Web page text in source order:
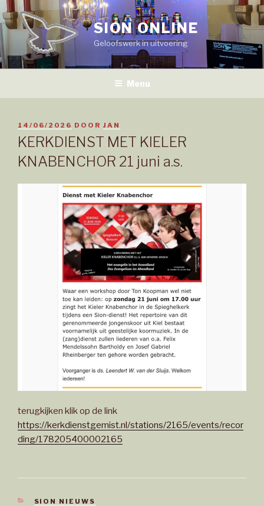
Naar
de
inhoud
springen
SION ONLINE
Geloofswerk in uitvoering
Menu
GEPLAATST
OP
14/06/2026 DOOR JAN
KERKDIENST MET KIELER
KNABENCHOR 21 juni a.s.
terugkijken klik op de link
https://kerkdienstgemist.nl/stations/2165/events/recor
ding/178205400002165
CATEGORIEËN
SION NIEUWS